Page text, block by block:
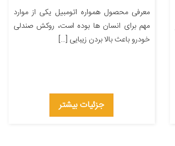
معرفی محصول همواره اتومبیل یکی از موارد
مهم برای انسان ها بوده است، روکش صندلی
خودرو باعث بالا بردن زیبایی […]
جزئیات بیشتر